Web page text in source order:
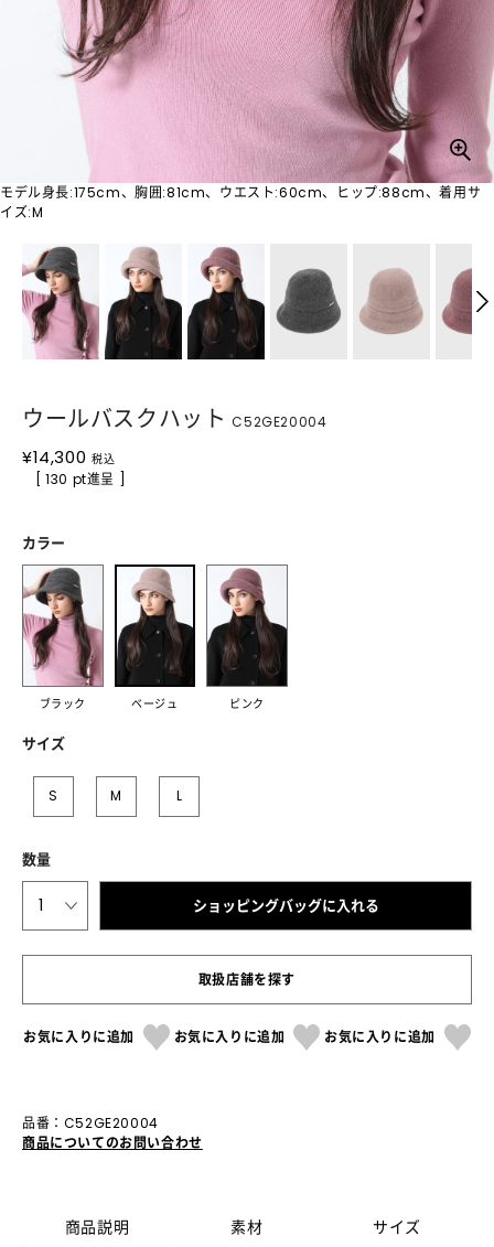
モデル身長:175cm、胸囲:81cm、ウエスト:60cm、ヒップ:88cm、着用サ
イズ:M
ウールバスクハット C52GE20004
¥14,300 税込
[ 130 pt進呈 ]
カラー
ブラック ベージュ ピンク
サイズ
S M L
数量
1 ショッピングバッグに入れる
取扱店舗を探す
お気に入りに追加 お気に入りに追加 お気に入りに追加
品番：C52GE20004
商品についてのお問い合わせ
商品説明 素材 サイズ